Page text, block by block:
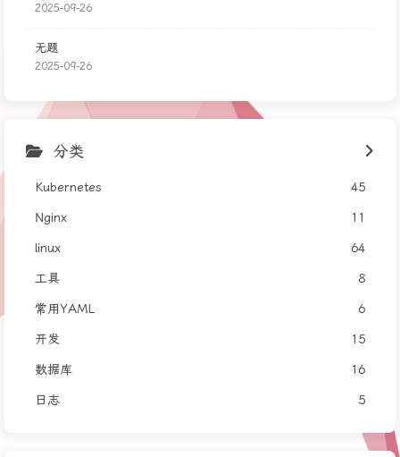
2025-09-26
无题
2025-09-26
分类
Kubernetes 45
Nginx 11
linux 64
工具 8
常用YAML 6
开发 15
数据库 16
日志 5